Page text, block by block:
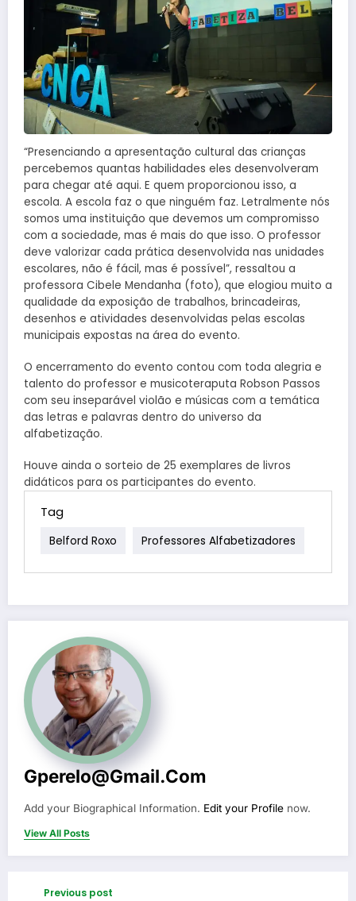
“Presenciando a apresentação cultural das crianças
percebemos quantas habilidades eles desenvolveram
para chegar até aqui. E quem proporcionou isso, a
escola. A escola faz o que ninguém faz. Letralmente nós
somos uma instituição que devemos um compromisso
com a sociedade, mas é mais do que isso. O professor
deve valorizar cada prática desenvolvida nas unidades
escolares, não é fácil, mas é possível”, ressaltou a
professora Cibele Mendanha (foto), que elogiou muito a
qualidade da exposição de trabalhos, brincadeiras,
desenhos e atividades desenvolvidas pelas escolas
municipais expostas na área do evento.
O encerramento do evento contou com toda alegria e
talento do professor e musicoteraputa Robson Passos
com seu inseparável violão e músicas com a temática
das letras e palavras dentro do universo da
alfabetização.
Houve ainda o sorteio de 25 exemplares de livros
didáticos para os participantes do evento.
Tag
Belford Roxo Professores Alfabetizadores
Gperelo@gmail.com
Add your Biographical Information. Edit your Profile now.
View All Posts
Previous post